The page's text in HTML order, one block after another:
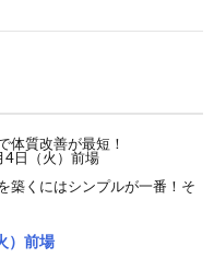
体質改善が最短！
4日（火）前場
築くにはシンプルが一番！そ
）前場